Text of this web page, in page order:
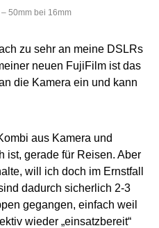
50mm bei 16mm
zu sehr an meine DSLRs
neuen FujiFilm ist das
die Kamera ein und kann
aus Kamera und
ist, gerade für Reisen. Aber
will ich doch im Ernstfall
dadurch sicherlich 2-3
gegangen, einfach weil
wieder „einsatzbereit“